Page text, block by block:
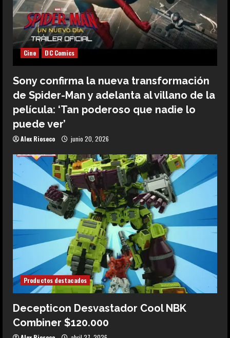
Cine DC Comics
Sony confirma la nueva transformación
de Spider-Man y adelanta al villano de la
película: ‘Tan poderoso que nadie lo
puede ver’
Alex Rioseco junio 20, 2026
Productos destacados
Decepticon Desvastador Cool NBK
Combiner $120.000